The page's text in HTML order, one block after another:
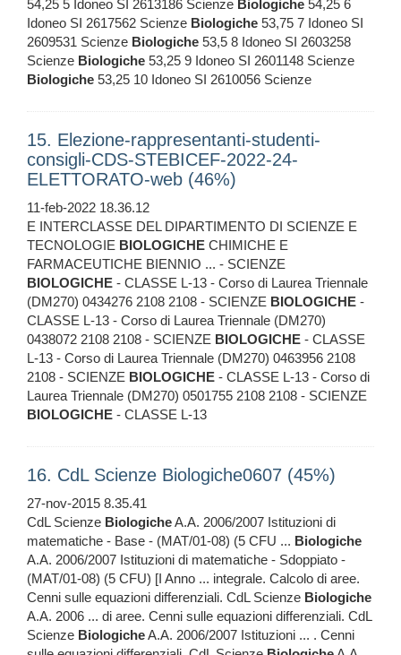
54,25 5 Idoneo SI 2613186 Scienze Biologiche 54,25 6
Idoneo SI 2617562 Scienze Biologiche 53,75 7 Idoneo SI
2609531 Scienze Biologiche 53,5 8 Idoneo SI 2603258
Scienze Biologiche 53,25 9 Idoneo SI 2601148 Scienze
Biologiche 53,25 10 Idoneo SI 2610056 Scienze
15. Elezione-rappresentanti-studenti-
consigli-CDS-STEBICEF-2022-24-
ELETTORATO-web (46%)
11-feb-2022 18.36.12
E INTERCLASSE DEL DIPARTIMENTO DI SCIENZE E
TECNOLOGIE BIOLOGICHE CHIMICHE E
FARMACEUTICHE BIENNIO ... - SCIENZE
BIOLOGICHE - CLASSE L-13 - Corso di Laurea Triennale
(DM270) 0434276 2108 2108 - SCIENZE BIOLOGICHE -
CLASSE L-13 - Corso di Laurea Triennale (DM270)
0438072 2108 2108 - SCIENZE BIOLOGICHE - CLASSE
L-13 - Corso di Laurea Triennale (DM270) 0463956 2108
2108 - SCIENZE BIOLOGICHE - CLASSE L-13 - Corso di
Laurea Triennale (DM270) 0501755 2108 2108 - SCIENZE
BIOLOGICHE - CLASSE L-13
16. CdL Scienze Biologiche0607 (45%)
27-nov-2015 8.35.41
CdL Scienze BiologicheA.A. 2006/2007 Istituzioni di
matematiche - Base - (MAT/01-08) (5 CFU ... Biologiche
A.A. 2006/2007 Istituzioni di matematiche - Sdoppiato -
(MAT/01-08) (5 CFU) [I Anno ... integrale. Calcolo di aree.
Cenni sulle equazioni differenziali. CdL Scienze Biologiche
A.A. 2006 ... di aree. Cenni sulle equazioni differenziali. CdL
Scienze BiologicheA.A. 2006/2007 Istituzioni ... . Cenni